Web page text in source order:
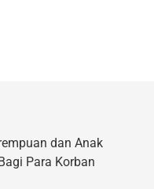
dan Anak
Para Korban